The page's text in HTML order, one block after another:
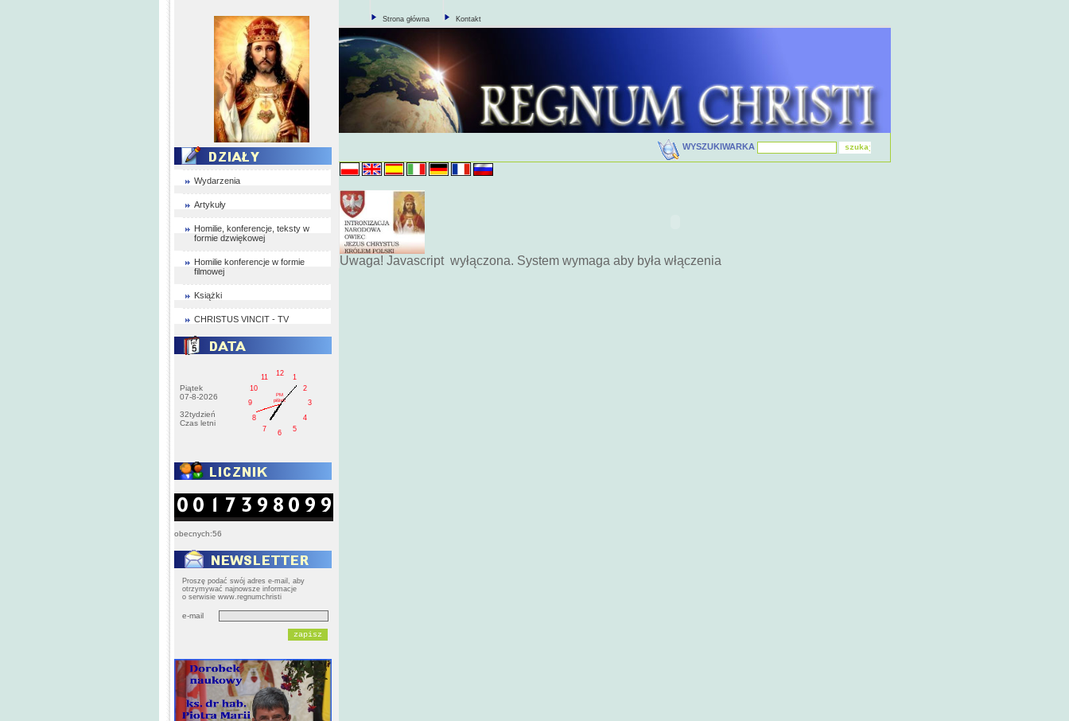
Wydarzenia
Artykuły
Homilie, konferencje, teksty w
formie dzwiękowej
Homilie konferencje w formie
filmowej
Książki
CHRISTUS VINCIT - TV
Piątek
07-8-2026
32tydzień
Czas letni
1
2
3
4
5
6
7
8
9
10
11
12
PM
pištek
obecnych:56
Proszę podać swój adres e-mail, aby
otrzymywać najnowsze informacje
o serwisie www.regnumchristi
e-mail
Strona główna Kontakt
WYSZUKIWARKA
Uwaga! Javascript wyłączona. System wymaga aby była włączenia